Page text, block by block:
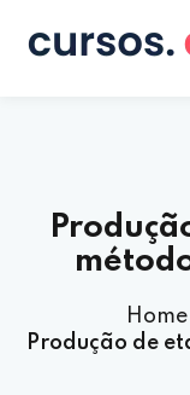
Home
Produção de